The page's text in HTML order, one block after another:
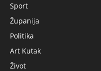
Sport
Županija
Politika
Art Kutak
Život